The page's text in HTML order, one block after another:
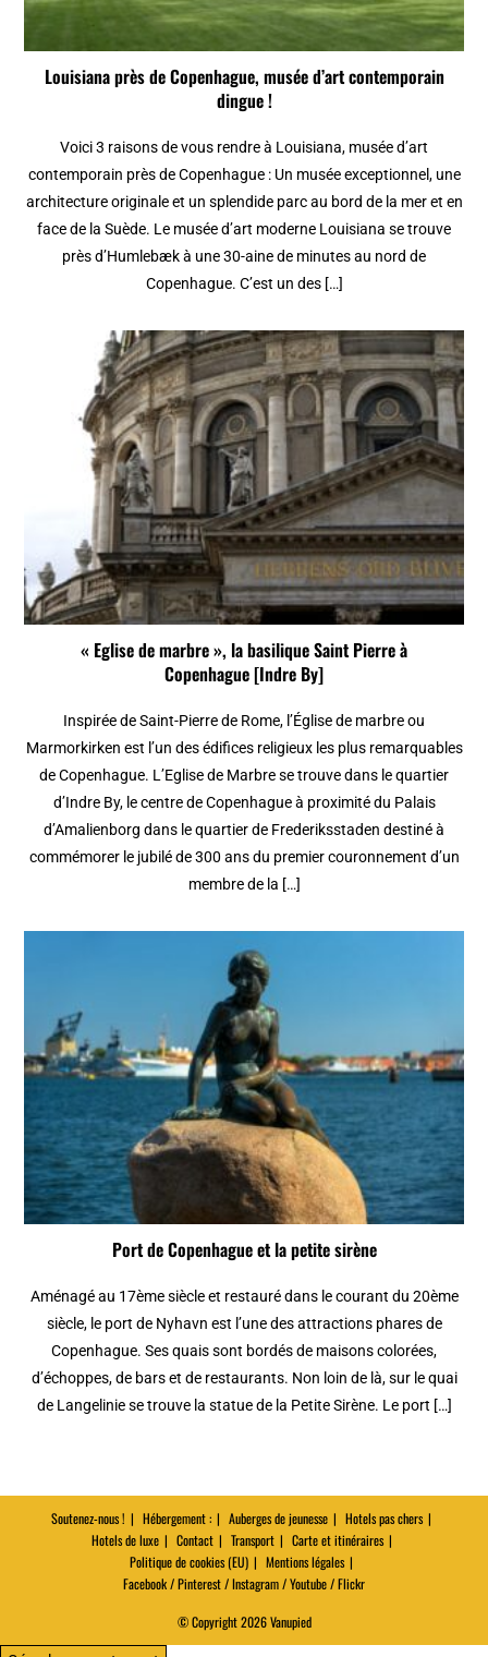
Louisiana près de Copenhague, musée d’art contemporain
dingue !
Voici 3 raisons de vous rendre à Louisiana, musée d’art
contemporain près de Copenhague : Un musée exceptionnel, une
architecture originale et un splendide parc au bord de la mer et en
face de la Suède. Le musée d’art moderne Louisiana se trouve
près d’Humlebæk à une 30-aine de minutes au nord de
Copenhague. C’est un des […]
« Eglise de marbre », la basilique Saint Pierre à
Copenhague [Indre By]
Inspirée de Saint-Pierre de Rome, l’Église de marbre ou
Marmorkirken est l’un des édifices religieux les plus remarquables
de Copenhague. L’Eglise de Marbre se trouve dans le quartier
d’Indre By, le centre de Copenhague à proximité du Palais
d’Amalienborg dans le quartier de Frederiksstaden destiné à
commémorer le jubilé de 300 ans du premier couronnement d’un
membre de la […]
Port de Copenhague et la petite sirène
Aménagé au 17ème siècle et restauré dans le courant du 20ème
siècle, le port de Nyhavn est l’une des attractions phares de
Copenhague. Ses quais sont bordés de maisons colorées,
d’échoppes, de bars et de restaurants. Non loin de là, sur le quai
de Langelinie se trouve la statue de la Petite Sirène. Le port […]
Soutenez-nous ! Hébergement : Auberges de jeunesse
Hotels pas chers
Hotels de luxe
Contact Transport
Carte et itinéraires
Politique de cookies (EU)
Mentions légales
Facebook / Pinterest / Instagram / Youtube / Flickr
© Copyright 2026 Vanupied